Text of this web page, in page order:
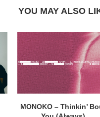
YOU MAY ALSO
MONOKO – Thinkin’